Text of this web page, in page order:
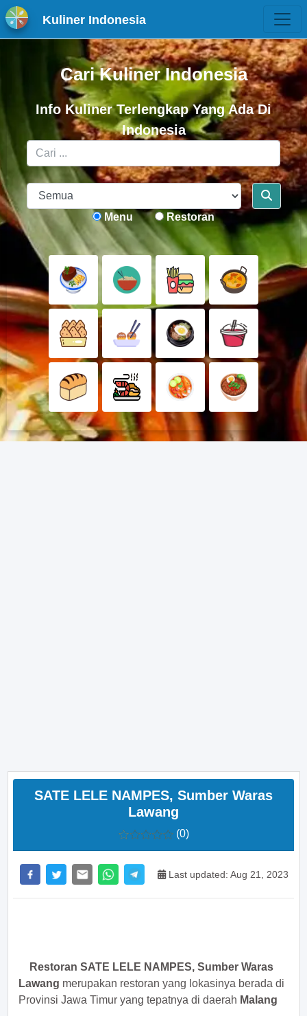
Kuliner Indonesia
Cari Kuliner Indonesia
Info Kuliner Terlengkap Yang Ada Di
Indonesia
Menu Restoran
SATE LELE NAMPES, Sumber Waras
Lawang
(0)
Last updated: Aug 21, 2023
Restoran SATE LELE NAMPES, Sumber Waras
Lawang merupakan restoran yang lokasinya berada di
Provinsi Jawa Timur yang tepatnya di daerah Malang